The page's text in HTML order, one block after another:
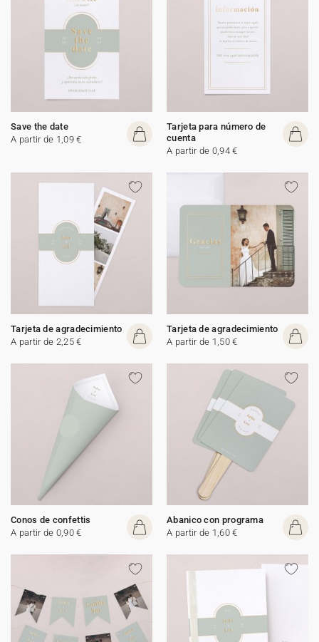
Save the date
A partir de 1,09 €
Tarjeta para número de
cuenta
A partir de 0,94 €
Tarjeta de agradecimiento
A partir de 2,25 €
Tarjeta de agradecimiento
A partir de 1,50 €
Conos de confettis
A partir de 0,90 €
Abanico con programa
A partir de 1,60 €